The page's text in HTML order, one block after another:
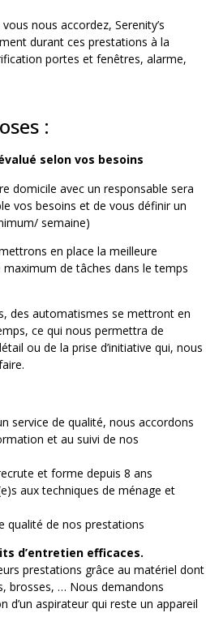
nous accordez, Serenity’s
durant ces prestations à la
portes et fenêtres, alarme,
:
selon vos besoins
domicile avec un responsable sera
vos besoins et de vous définir un
semaine)
en place la meilleure
de tâches dans le temps
des automatismes se mettront en
ce qui nous permettra de
ou de la prise d’initiative qui, nous
service de qualité, nous accordons
et au suivi de nos
et forme depuis 8 ans
aux techniques de ménage et
qualité de nos prestations
d’entretien efficaces.
prestations grâce au matériel dont
brosses, … Nous demandons
d’un aspirateur qui reste un appareil